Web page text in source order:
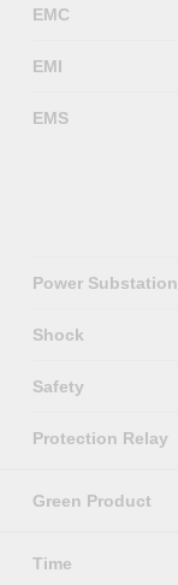
EMC
EMI
EMS
Power Substation
Shock
Safety
Protection Relay
Green Product
Time